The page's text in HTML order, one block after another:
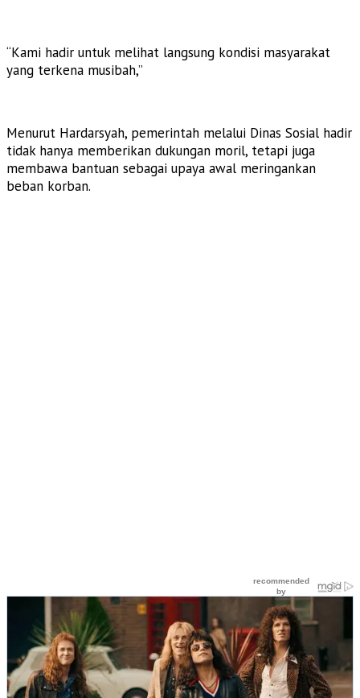
“Kami hadir untuk melihat langsung kondisi masyarakat
yang terkena musibah,”
Menurut Hardarsyah, pemerintah melalui Dinas Sosial hadir
tidak hanya memberikan dukungan moril, tetapi juga
membawa bantuan sebagai upaya awal meringankan
beban korban.